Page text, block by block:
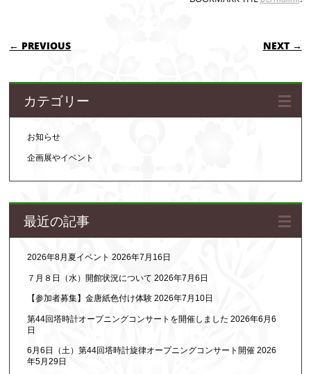
POST NAVIGATION
← PREVIOUS NEXT →
カテゴリー
お知らせ
企画展やイベント
最近の記事
2026年8月夏イベント 2026年7月16日
７月８日（水）開館状況について 2026年7月6日
【参加者募集】金唐紙色付け体験 2026年7月10日
第44回塔時計オープニングコンサートを開催しました 2026年6月6
日
6月6日（土）第44回塔時計旋律オープニングコンサート開催 2026
年5月29日